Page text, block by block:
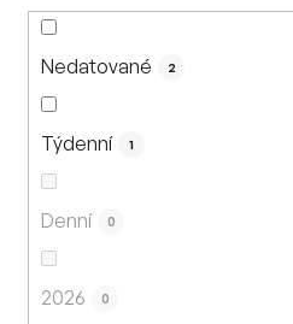
Nedatované 2
Týdenní 1
Denní 0
2026 0